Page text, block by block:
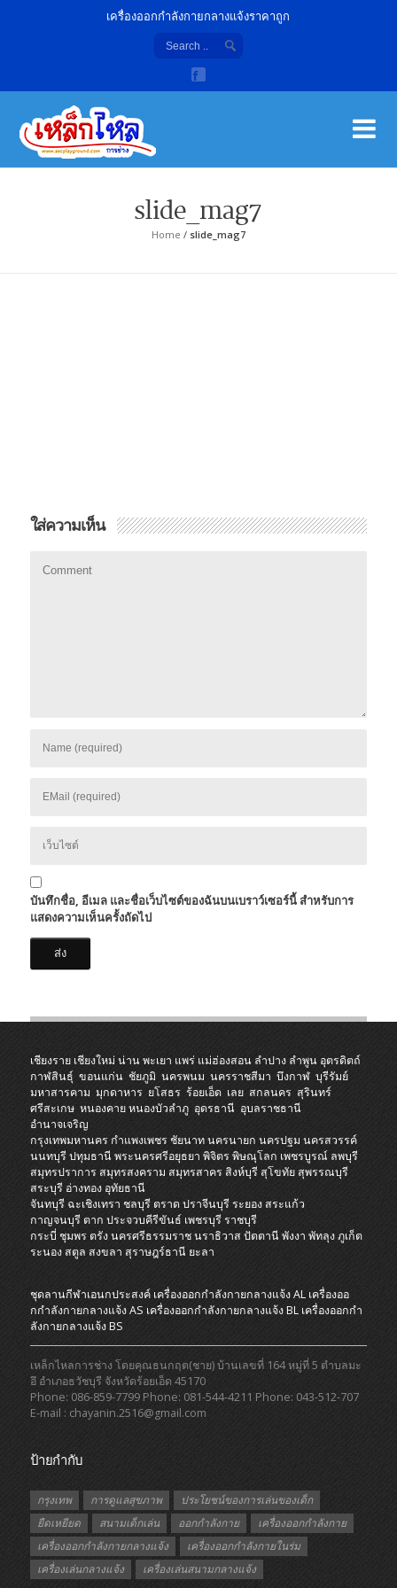
เครื่องออกกำลังกายกลางแจ้งราคาถูก
slide_mag7
Home / slide_mag7
ใส่ความเห็น
บันทึกชื่อ, อีเมล และชื่อเว็บไซต์ของฉันบนเบราว์เซอร์นี้ สำหรับการ
แสดงความเห็นครั้งถัดไป
เชียงราย เชียงใหม่ น่านพะเยา แพร่ แม่ฮ่องสอน ลำปาง ลำพูน อุตรดิตถ์
กาฬสินธุ์ ขอนแก่น ชัยภูมิ นครพนม นครราชสีมา บึงกาฬ บุรีรัมย์
มหาสารคาม มุกดาหาร ยโสธร ร้อยเอ็ด เลย สกลนคร สุรินทร์
ศรีสะเกษ หนองคายหนองบัวลำภู อุดรธานี อุบลราชธานี
อำนาจเจริญ
กรุงเทพมหานคร กำแพงเพชร ชัยนาทนครนายก นครปฐม นครสวรรค์
นนทบุรีปทุมธานีพระนครศรีอยุธยา พิจิตรพิษณุโลก เพชรบูรณ์ ลพบุรี
สมุทรปราการสมุทรสงคราม สมุทรสาครสิงห์บุรี สุโขทัยสุพรรณบุรี
สระบุรี อ่างทอง อุทัยธานี
จันทบุรี ฉะเชิงเทรา ชลบุรี ตราดปราจีนบุรีระยองสระแก้ว
กาญจนบุรีตาก ประจวบคีรีขันธ์ เพชรบุรีราชบุรี
กระบี่ ชุมพร ตรังนครศรีธรรมราชนราธิวาสปัตตานีพังงา พัทลุงภูเก็ต
ระนอง สตูล สงขลา สุราษฎร์ธานี ยะลา
ชุดลานกีฬาเอนกประสงค์ เครื่องออกกําลังกายกลางแจ้ง AL เครื่องออ
กกําลังกายกลางแจ้ง AS เครื่องออกกําลังกายกลางแจ้ง BL เครื่องออกกํา
ลังกายกลางแจ้ง BS
เหล็กไหลการช่าง โดยคุณธนกฤต(ชาย) บ้านเลขที่ 164 หมู่ที่ 5 ตำบลมะ
อึ อำเภอธวัชบุรี จังหวัดร้อยเอ็ด 45170
Phone: 086-859-7799 Phone: 081-544-4211 Phone: 043-512-707
E-mail : chayanin.2516@gmail.com
ป้ายกำกับ
กรุงเทพ การดูแลสุขภาพ
ประโยชน์ของการเล่นของเด็ก
ยืดเหยียด
สนามเด็กเล่น ออกกำลังกาย
เครื่องออกกำลังกาย
เครื่องออกกำลังกายกลางแจ้ง
เครื่องออกกำลังกายในร่ม
เครื่องเล่นกลางแจ้ง
เครื่องเล่นสนามกลางแจ้ง